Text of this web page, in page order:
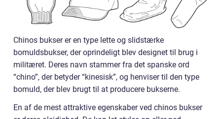
Chinos bukser er en type lette og slidstærke
bomuldsbukser, der oprindeligt blev designet til brug i
militæret. Deres navn stammer fra det spanske ord
“chino”, der betyder “kinesisk”, og henviser til den type
bomuld, der blev brugt til at producere bukserne.
En af de mest attraktive egenskaber ved chinos bukser